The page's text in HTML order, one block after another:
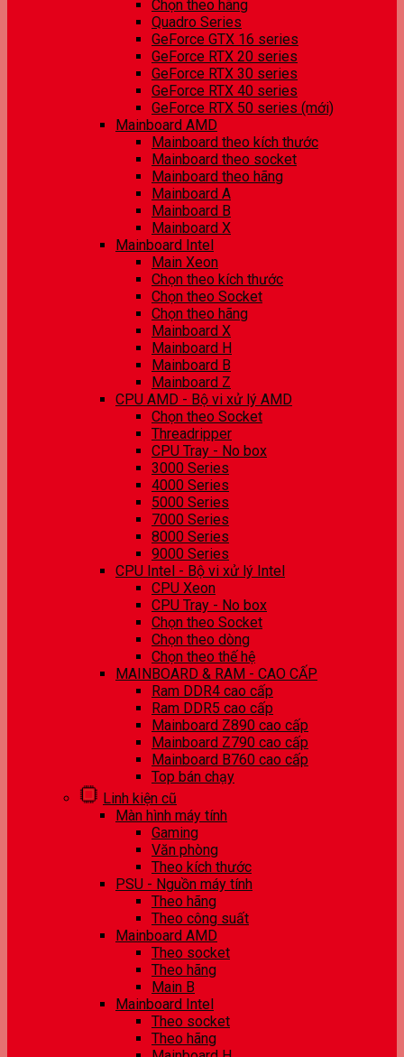
Chọn theo hãng
Quadro Series
GeForce GTX 16 series
GeForce RTX 20 series
GeForce RTX 30 series
GeForce RTX 40 series
GeForce RTX 50 series (mới)
Mainboard AMD
Mainboard theo kích thước
Mainboard theo socket
Mainboard theo hãng
Mainboard A
Mainboard B
Mainboard X
Mainboard Intel
Main Xeon
Chọn theo kích thước
Chọn theo Socket
Chọn theo hãng
Mainboard X
Mainboard H
Mainboard B
Mainboard Z
CPU AMD - Bộ vi xử lý AMD
Chọn theo Socket
Threadripper
CPU Tray - No box
3000 Series
4000 Series
5000 Series
7000 Series
8000 Series
9000 Series
CPU Intel - Bộ vi xử lý Intel
CPU Xeon
CPU Tray - No box
Chọn theo Socket
Chọn theo dòng
Chọn theo thế hệ
MAINBOARD & RAM - CAO CẤP
Ram DDR4 cao cấp
Ram DDR5 cao cấp
Mainboard Z890 cao cấp
Mainboard Z790 cao cấp
Mainboard B760 cao cấp
Top bán chạy
Linh kiện cũ
Màn hình máy tính
Gaming
Văn phòng
Theo kích thước
PSU - Nguồn máy tính
Theo hãng
Theo công suất
Mainboard AMD
Theo socket
Theo hãng
Main B
Mainboard Intel
Theo socket
Theo hãng